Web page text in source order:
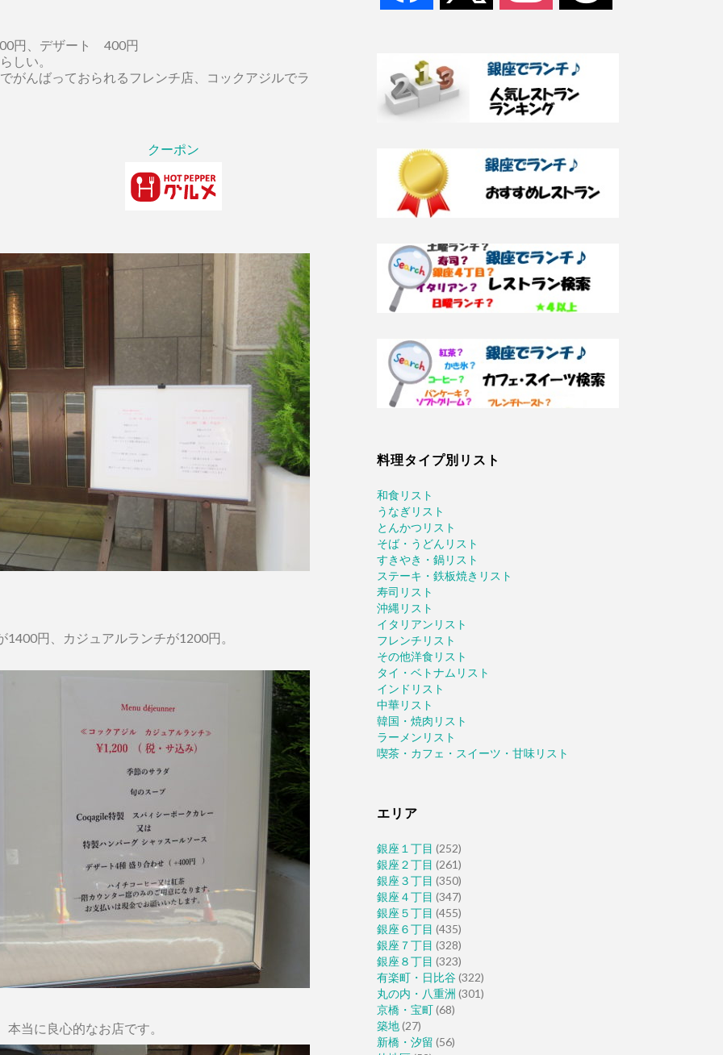
円、デザート 400円
しい。
がんばっておられるフレンチ店、コックアジルでラ
クーポン
円、カジュアルランチが1200円。
当に良心的なお店です。
料理タイプ別リスト
和食リスト
うなぎリスト
とんかつリスト
そば・うどんリスト
すきやき・鍋リスト
ステーキ・鉄板焼きリスト
寿司リスト
沖縄リスト
イタリアンリスト
フレンチリスト
その他洋食リスト
タイ・ベトナムリスト
インドリスト
中華リスト
韓国・焼肉リスト
ラーメンリスト
喫茶・カフェ・スイーツ・甘味リスト
エリア
銀座１丁目 (252)
銀座２丁目 (261)
銀座３丁目 (350)
銀座４丁目 (347)
銀座５丁目 (455)
銀座６丁目 (435)
銀座７丁目 (328)
銀座８丁目 (323)
有楽町・日比谷(322)
丸の内・八重洲 (301)
京橋・宝町(68)
築地(27)
新橋・汐留 (56)